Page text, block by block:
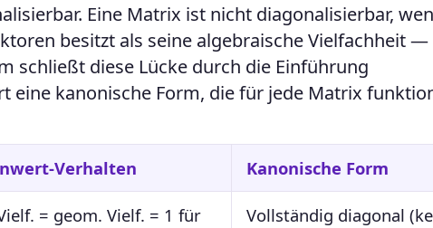
Eine Matrix ist nicht diagonalisierbar,
besitzt als seine algebraische Vielfachheit
schließt diese Lücke durch die Einführung
eine kanonische Form, die für jede Matrix
Verhalten Kanonische Form
= geom. Vielf. = 1 für
Vollständig diagonal